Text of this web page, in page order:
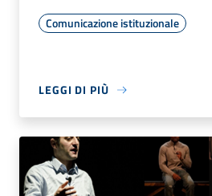
Comunicazione istituzionale
LEGGI DI PIÙ